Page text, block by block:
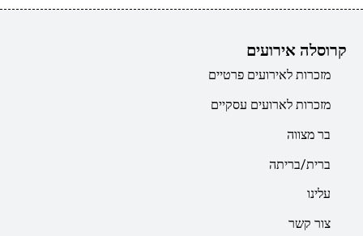
קרוסלה אירועים
מזכרות לאירועים פרטיים
מזכרות לארועים עסקיים
בר מצווה
ברית/בריתה
עלינו
צור קשר